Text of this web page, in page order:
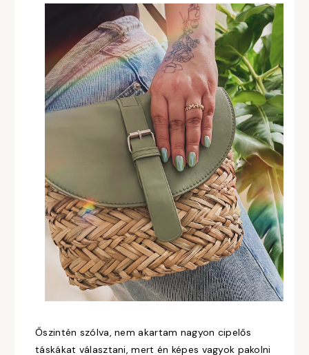
Őszintén szólva, nem akartam nagyon cipelős
táskákat választani, mert én képes vagyok pakolni